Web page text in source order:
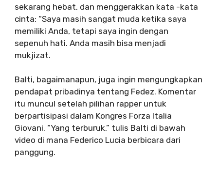
sekarang hebat, dan menggerakkan kata -kata
cinta: “Saya masih sangat muda ketika saya
memiliki Anda, tetapi saya ingin dengan
sepenuh hati. Anda masih bisa menjadi
mukjizat.
Balti, bagaimanapun, juga ingin mengungkapkan
pendapat pribadinya tentang Fedez. Komentar
itu muncul setelah pilihan rapper untuk
berpartisipasi dalam Kongres Forza Italia
Giovani. “Yang terburuk,” tulis Balti di bawah
video di mana Federico Lucia berbicara dari
panggung.